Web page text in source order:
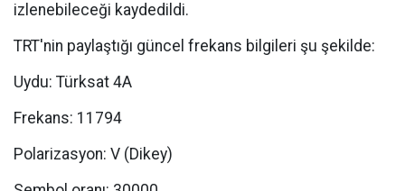
izlenebileceği kaydedildi.
TRT'nin paylaştığı güncel frekans bilgileri şu şekilde:
Uydu: Türksat 4A
Frekans: 11794
Polarizasyon: V (Dikey)